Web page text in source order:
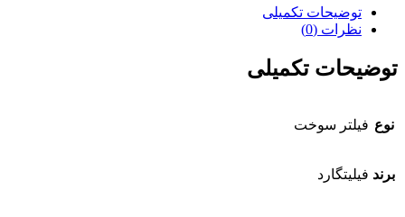
توضیحات تکمیلی
نظرات (0)
توضیحات تکمیلی
نوع فیلتر سوخت
برند فیلیتگارد